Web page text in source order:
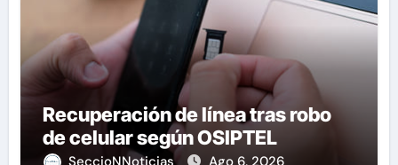
Recuperación de línea tras robo
de celular según OSIPTEL
SeccioNNoticias Ago 6, 2026